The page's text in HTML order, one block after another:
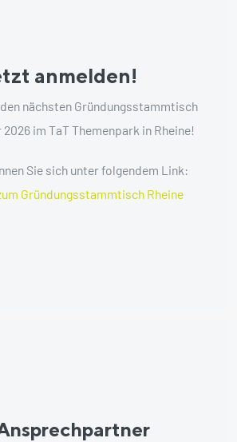
anmelden!
nächsten Gründungsstammtisch
im TaT Themenpark in Rheine!
Sie sich unter folgendem Link:
Gründungsstammtisch Rheine